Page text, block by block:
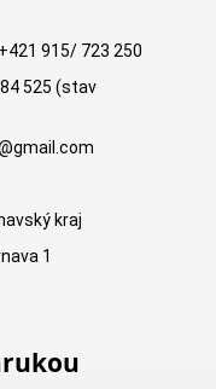
915/ 723 250
525 (stav
kraj
1